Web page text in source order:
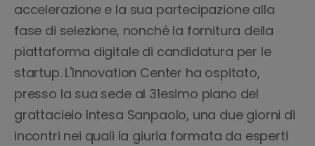
accelerazione e la sua partecipazione alla
fase di selezione, nonché la fornitura della
piattaforma digitale di candidatura per le
startup. L'Innovation Center ha ospitato,
presso la sua sede al 31esimo piano del
grattacielo Intesa Sanpaolo, una due giorni di
incontri nei quali la giuria formata da esperti